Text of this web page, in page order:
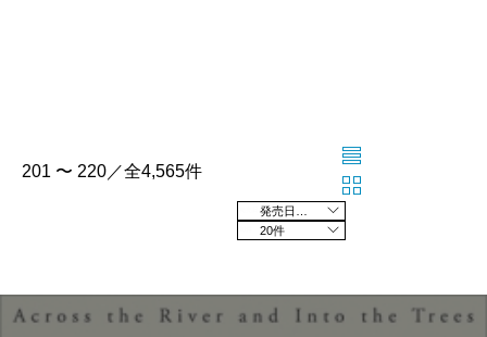
201 〜 220／全4,565件
20件